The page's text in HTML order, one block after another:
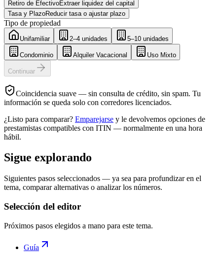
Retiro de EfectivoExtraer liquidez del capital
Tasa y PlazoReducir tasa o ajustar plazo
Tipo de propiedad
Unifamiliar 2–4 unidades 5–10 unidades
Condominio Alquiler Vacacional Uso Mixto
Continuar
Coincidencia suave — sin consulta de crédito, sin spam. Tu
información se queda solo con corredores licenciados.
¿Listo para comparar? Emparejarse y le devolvemos opciones de
prestamistas compatibles con ITIN — normalmente en una hora
hábil.
Sigue explorando
Siguientes pasos seleccionados — ya sea para profundizar en el
tema, comparar alternativas o analizar los números.
Selección del editor
Próximos pasos elegidos a mano para este tema.
Guía